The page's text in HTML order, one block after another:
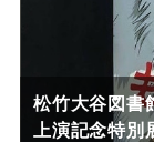
松竹大谷図書
上演記念特別